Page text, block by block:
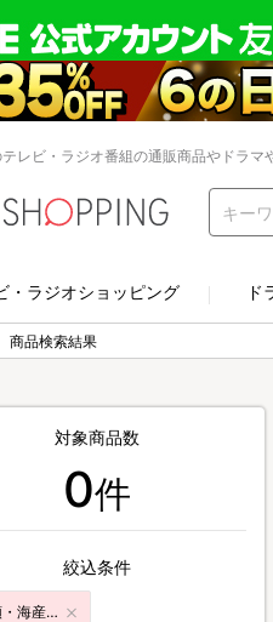
レビ・ラジオ番組の通販商品やドラマ
・ラジオショッピング ド
商品検索結果
対象商品数
0件
絞込条件
魚介類・海産加工品